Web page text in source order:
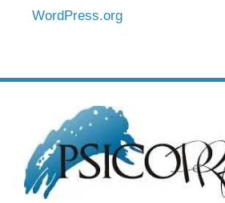
WordPress.org